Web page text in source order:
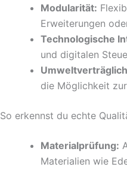
Modularität:
Erweiterungen
Technologische
und digitalen
die Möglichkeit
So erkennst du echte
Materialprüfung:
Materialien wie